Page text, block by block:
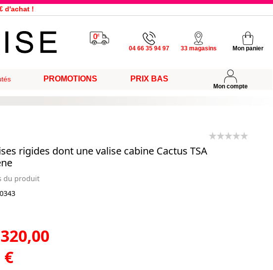
d'achat !
du lundi au vendredi
chez vous ?
04 66 35 94 97 33 magasins Mon panier
PROMOTIONS PRIX BAS
Mon compte
rigides dont une valise cabine Cactus TSA
du produit
320,00
€